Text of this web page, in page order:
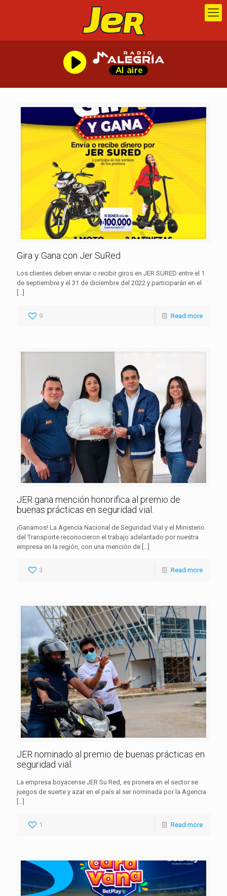
Gira y Gana con Jer SuRed
Los clientes deben enviar o recibir giros en JER SURED entre el 1
de septiembre y el 31 de diciembre del 2022 y participarán en el
[…]
9 Read more
JER gana mención honorifica al premio de
buenas prácticas en seguridad vial.
¡Ganamos! La Agencia Nacional de Seguridad Vial y el Ministerio
del Transporte reconocieron el trabajo adelantado por nuestra
empresa en la región, con una mención de […]
3 Read more
JER nominado al premio de buenas prácticas en
seguridad vial.
La empresa boyacense JER Su Red, es pionera en el sector se
juegos de suerte y azar en el país al ser nominada por la Agencia
[…]
1 Read more